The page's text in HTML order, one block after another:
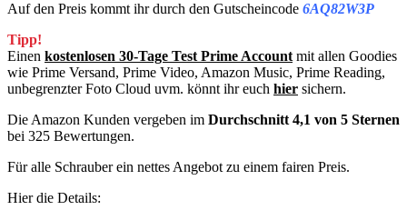
Auf den Preis kommt ihr durch den Gutscheincode 6AQ82W3P
Tipp!
Einen kostenlosen 30-Tage Test Prime Account mit allen Goodies
wie Prime Versand, Prime Video, Amazon Music, Prime Reading,
unbegrenzter Foto Cloud uvm. könnt ihr euch hier sichern.
Die Amazon Kunden vergeben im Durchschnitt 4,1 von 5 Sternen
bei 325 Bewertungen.
Für alle Schrauber ein nettes Angebot zu einem fairen Preis.
Hier die Details: